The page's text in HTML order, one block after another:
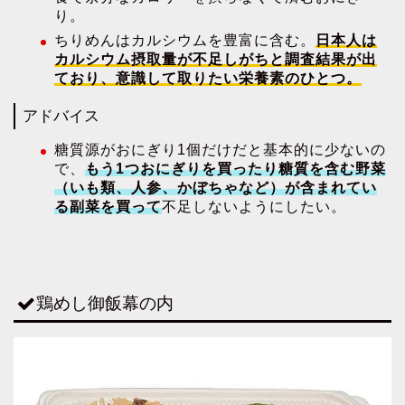
り。
ちりめんはカルシウムを豊富に含む。
日本人は
カルシウム摂取量が不足しがちと調査結果が出
ており、意識して取りたい栄養素のひとつ。
アドバイス
糖質源がおにぎり1個だけだと基本的に少ないの
で、 もう1つおにぎりを買ったり糖質を含む野菜
（いも類、人参、かぼちゃなど）が含まれてい
る副菜を買って不足しないようにしたい。
鶏めし御飯幕の内